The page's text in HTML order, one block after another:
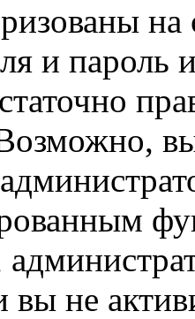
на
и пароль
вы не